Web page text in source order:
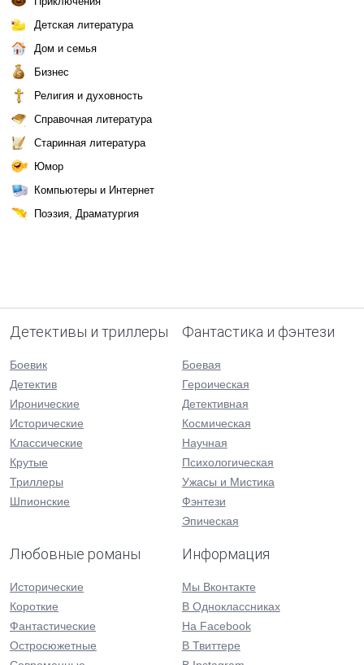
Детская литература
Дом и семья
Бизнес
Религия и духовность
Справочная литература
Старинная литература
Юмор
Компьютеры и Интернет
Поэзия, Драматургия
Детективы и триллеры
Боевик
Детектив
Иронические
Исторические
Классические
Крутые
Триллеры
Шпионские
Фантастика и фэнтези
Боевая
Героическая
Детективная
Космическая
Научная
Психологическая
Ужасы и Мистика
Фэнтези
Эпическая
Любовные романы
Исторические
Короткие
Фантастические
Остросюжетные
Информация
Мы Вконтакте
В Одноклассниках
На Facebook
В Твиттере